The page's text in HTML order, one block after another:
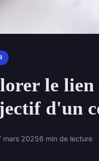
le lien
d'un
mars 20256 min de lecture